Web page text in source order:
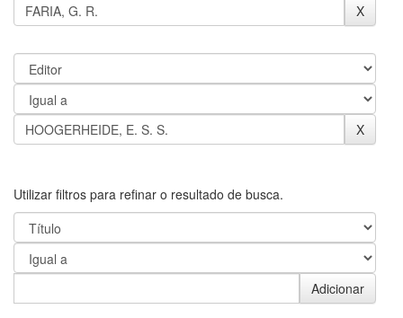
Utilizar filtros para refinar o resultado de busca.